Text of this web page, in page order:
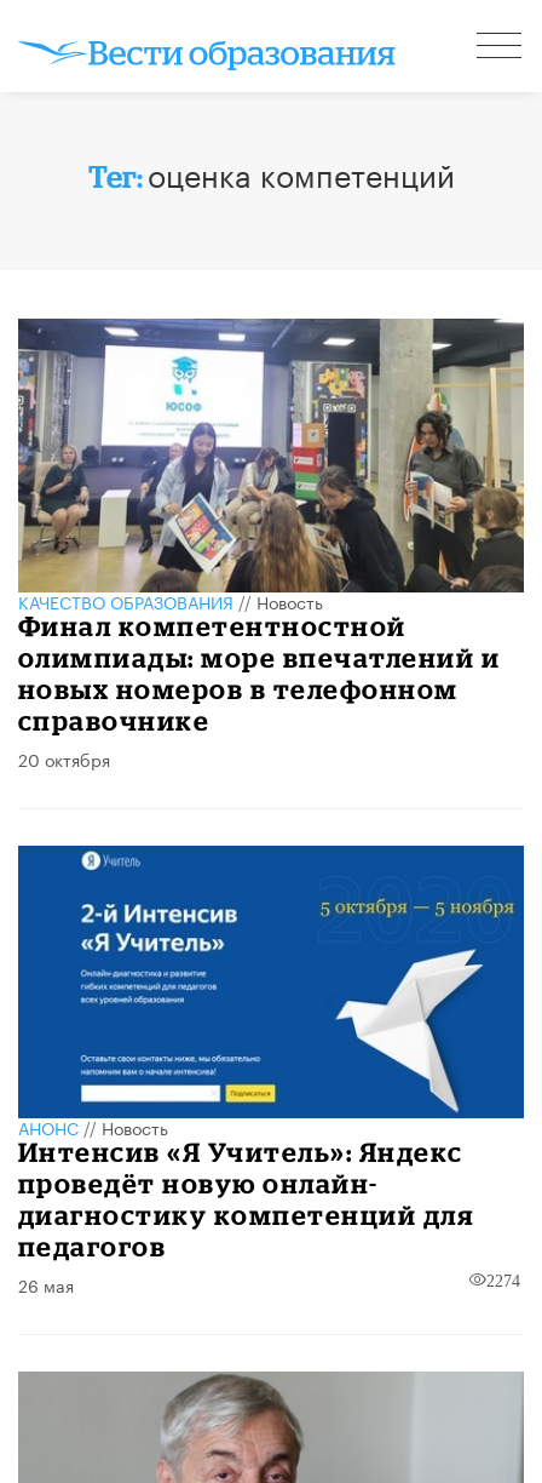
Тег:оценка компетенций
КАЧЕСТВО ОБРАЗОВАНИЯ//Новость
Финал компетентностной
олимпиады: море впечатлений и
новых номеров в телефонном
справочнике
20 октября
АНОНС//Новость
Интенсив «Я Учитель»: Яндекс
проведёт новую онлайн-
диагностику компетенций для
педагогов
26 мая 2274